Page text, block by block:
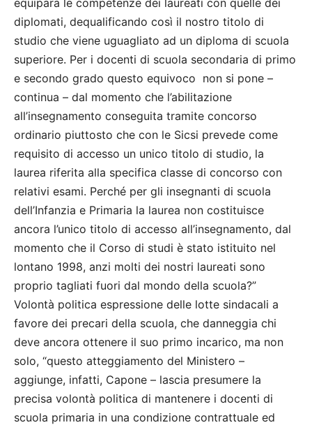
equipara le competenze dei laureati con quelle dei
diplomati, dequalificando così il nostro titolo di
studio che viene uguagliato ad un diploma di scuola
superiore. Per i docenti di scuola secondaria di primo
e secondo grado questo equivoco non si pone –
continua – dal momento che l’abilitazione
all’insegnamento conseguita tramite concorso
ordinario piuttosto che con le Sicsi prevede come
requisito di accesso un unico titolo di studio, la
laurea riferita alla specifica classe di concorso con
relativi esami. Perché per gli insegnanti di scuola
dell’Infanzia e Primaria la laurea non costituisce
ancora l’unico titolo di accesso all’insegnamento, dal
momento che il Corso di studi è stato istituito nel
lontano 1998, anzi molti dei nostri laureati sono
proprio tagliati fuori dal mondo della scuola?”
Volontà politica espressione delle lotte sindacali a
favore dei precari della scuola, che danneggia chi
deve ancora ottenere il suo primo incarico, ma non
solo, “questo atteggiamento del Ministero –
aggiunge, infatti, Capone – lascia presumere la
precisa volontà politica di mantenere i docenti di
scuola primaria in una condizione contrattuale ed